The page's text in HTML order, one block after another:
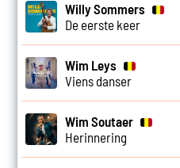
Willy Sommers
De eerste keer
Wim Leys
Viens danser
Wim Soutaer
Herinnering